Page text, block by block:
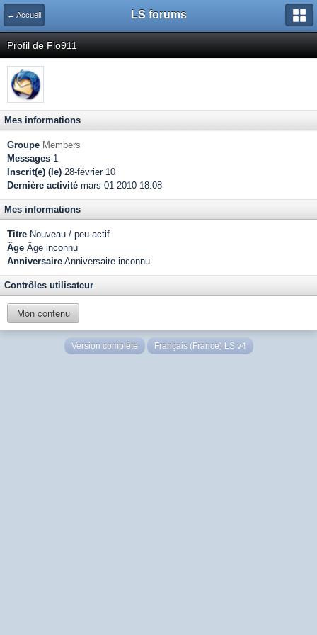
← Accueil LS forums
Profil de Flo911
Mes informations
Groupe Members
Messages 1
Inscrit(e) (le) 28-février 10
Dernière activité mars 01 2010 18:08
Mes informations
Titre Nouveau / peu actif
Âge Âge inconnu
Anniversaire Anniversaire inconnu
Contrôles utilisateur
Mon contenu
Version complète Français (France) LS v4